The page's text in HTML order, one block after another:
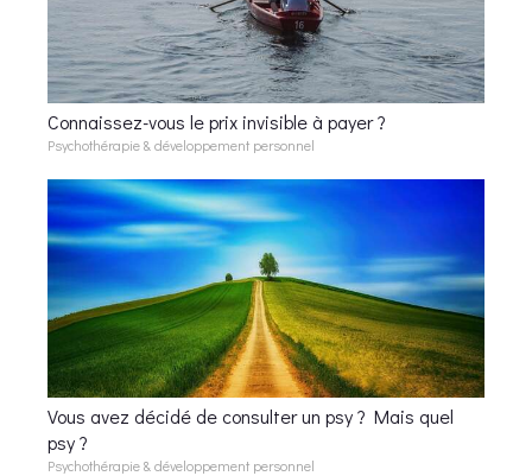
Connaissez-vous le prix invisible à payer ?
Psychothérapie & développement personnel
Vous avez décidé de consulter un psy ? Mais quel
psy ?
Psychothérapie & développement personnel